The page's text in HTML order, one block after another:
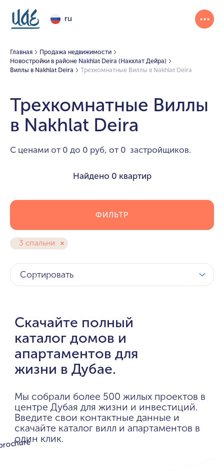
ru
Главная
Продажа недвижимости
Новостройки в районе Nakhlat Deira (Накхлат Дейра)
Виллы в Nakhlat Deira
Трехкомнатные Виллы в Nakhlat Deira
Трехкомнатные Виллы
в Nakhlat Deira
С ценами от 0 до 0 руб, от 0 застройщиков.
Найдено 0 квартир
3 спальни
ФИЛЬТР
Сортировать
Скачайте полный
каталог домов и
апартаментов для
жизни в Дубае.
Мы собрали более 500 жилых проектов в
центре Дубая для жизни и инвестиций.
Введите свои контактные данные и
скачайте каталог вилл и апартаментов в
один клик.